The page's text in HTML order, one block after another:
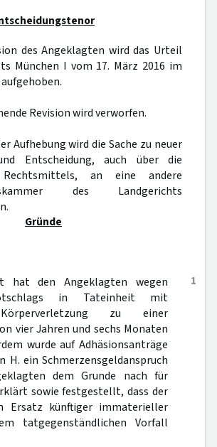
des Angeklagten wird das Urteil
München I vom 17. März 2016 im
Revision wird verworfen.
Aufhebung wird die Sache zu neuer
Entscheidung, auch über die
an eine andere
des Landgerichts
Gründe
1
hat den Angeklagten wegen
in Tateinheit mit
zu einer
vier Jahren und sechs Monaten
wurde auf Adhäsionsanträge
H. ein Schmerzensgeldanspruch
dem Grunde nach für
sowie festgestellt, dass der
Ersatz künftiger immaterieller
tatgegenständlichen Vorfall